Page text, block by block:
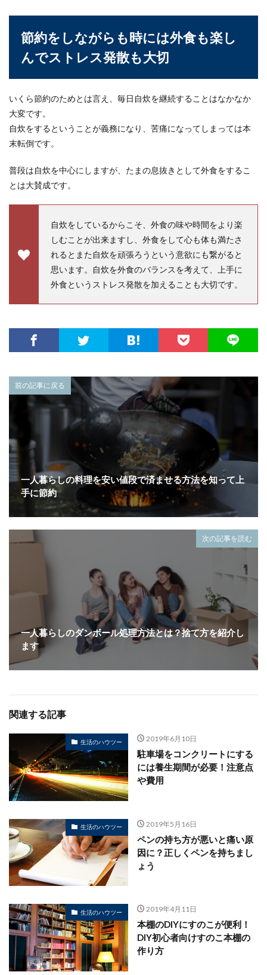
節約をしながらも時には外食も楽し
んでストレス発散も大切
いくら節約のためとは言え、毎日自炊を継続することはなかなか
大変です。
自炊をするということが義務になり、苦痛になってしまっては本
末転倒です。
普段は自炊を中心にしますが、たまの息抜きとして外食をするこ
とは大賛成です。
自炊をしているからこそ、外食の味や時間をより楽
しむことが出来ますし、外食をして心も体も満たさ
れるとまた自炊を頑張ろうという意欲にも繋がると
思います。自炊を外食のバランスを考えて、上手に
外食というストレス発散を加えることも大切です。
前の記事に戻る
一人暮らしの料理を安い値段で済ませる方法を知って上
手に節約
次の記事を読む
一人暮らしのダンボール処理方法とは？捨て方を紹介し
ます
関連する記事
生活のハウツー 2019年6月10日
駐車場をコンクリートにする
には養生期間が必要！注意点
や費用
生活のハウツー 2019年5月16日
ペンの持ち方が悪いと痛い原
因に？正しくペンを持ちまし
ょう
生活のハウツー 2019年4月11日
本棚のDIYにすのこが便利！
DIY初心者向けすのこ本棚の
作り方